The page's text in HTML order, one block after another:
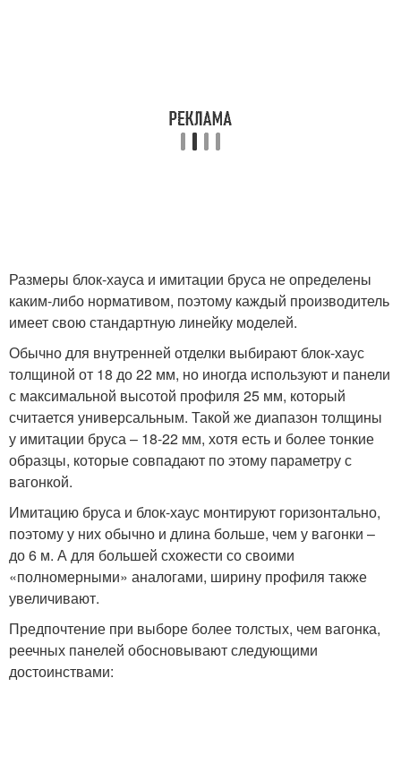
Размеры блок-хауса и имитации бруса не определены
каким-либо нормативом, поэтому каждый производитель
имеет свою стандартную линейку моделей.
Обычно для внутренней отделки выбирают блок-хаус
толщиной от 18 до 22 мм, но иногда используют и панели
с максимальной высотой профиля 25 мм, который
считается универсальным. Такой же диапазон толщины
у имитации бруса – 18-22 мм, хотя есть и более тонкие
образцы, которые совпадают по этому параметру с
вагонкой.
Имитацию бруса и блок-хаус монтируют горизонтально,
поэтому у них обычно и длина больше, чем у вагонки –
до 6 м. А для большей схожести со своими
«полномерными» аналогами, ширину профиля также
увеличивают.
Предпочтение при выборе более толстых, чем вагонка,
реечных панелей обосновывают следующими
достоинствами: